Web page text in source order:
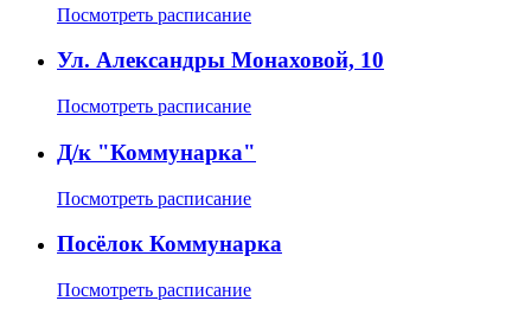
Посмотреть расписание
Ул. Александры Монаховой, 10
Посмотреть расписание
Д/к "Коммунарка"
Посмотреть расписание
Посёлок Коммунарка
Посмотреть расписание